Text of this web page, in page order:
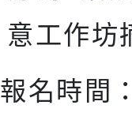
意工作坊
報名時間